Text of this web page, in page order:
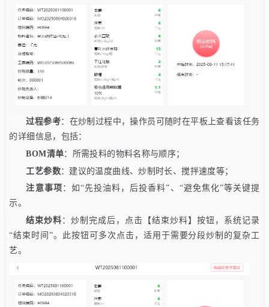
过程参考：在炒制过程中，操作员可随时在平板上查看该任务
的详细信息，包括：
BOM清单：所需投料的物料名称与顺序；
工艺参数：建议的温度曲线、炒制时长、搅拌速度等；
注意事项 ：如“先投油料，后投香料”、“避免焦化”等关键提
示。
结束炒料 ：炒制完成后，点击【结束炒料】按钮，系统记录
“结束时间”。此按钮可多次点击，适用于需要分段炒制的复杂工
艺。